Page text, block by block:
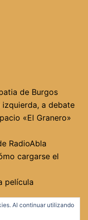
de Burgos
a debate
«El Granero»
RadioAbla
cargarse el
película
Al continuar utilizando